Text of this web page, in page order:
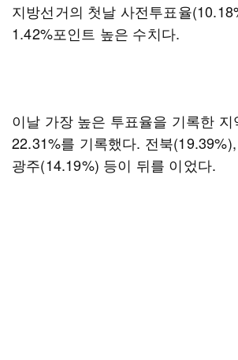
지방선거의 첫날 사전투표율
1.42%포인트 높은 수치다.
이날 가장 높은 투표율을 기록한 지
22.31%를 기록했다. 전북
광주(14.19%) 등이 뒤를 이었다.